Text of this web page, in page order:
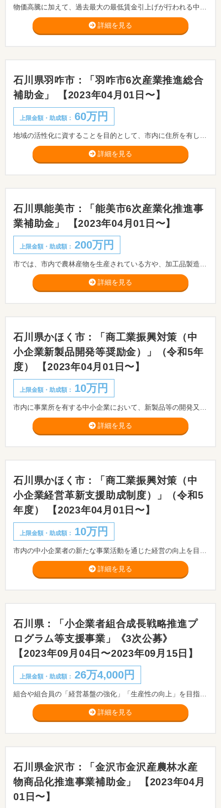
詳細を見る
石川県羽咋市：「羽咋市6次産業推進総合
補助金」 【2023年04月01日〜】
上限金額・助成額： 60万円
詳細を見る
石川県能美市：「能美市6次産業化推進事
業補助金」 【2023年04月01日〜】
上限金額・助成額： 200万円
詳細を見る
石川県かほく市：「商工業振興対策（中
小企業新製品開発等奨励金）」（令和5年
度） 【2023年04月01日〜】
上限金額・助成額： 10万円
詳細を見る
石川県かほく市：「商工業振興対策（中
小企業経営革新支援助成制度）」（令和5
年度） 【2023年04月01日〜】
上限金額・助成額： 10万円
詳細を見る
石川県：「小企業者組合成長戦略推進プ
ログラム等支援事業」《3次公募》
【2023年09月04日〜2023年09月15日】
上限金額・助成額： 26万4,000円
詳細を見る
石川県金沢市：「金沢市金沢産農林水産
物商品化推進事業補助金」 【2023年04月
01日〜】